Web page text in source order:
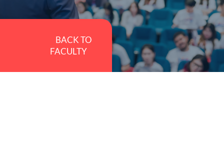
BACK TO
FACULTY